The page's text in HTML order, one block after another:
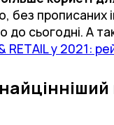
прописаних
сьогодні. А
RETAIL у 2021: